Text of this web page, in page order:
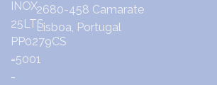
2680-458 Camarate
Lisboa, Portugal